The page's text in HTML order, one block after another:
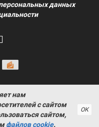
данных
характер и не
положениями
РФ ProtectAuto © 2011-
нам
с сайтом
сайтом,
файлов cookie.
ОК